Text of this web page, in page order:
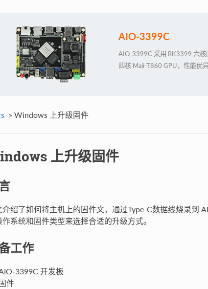
AIO-3399C
AIO-3399C 采用 RK3399 六
四核 Mali-T860 GPU，性能优异
» Windows 上升级固件
上升级固件
介绍了如何将主机上的固件文，通过Type-C数据线烧录到
作系统和固件类型来选择合适的升级方式。
工作
3399C 开发板
件